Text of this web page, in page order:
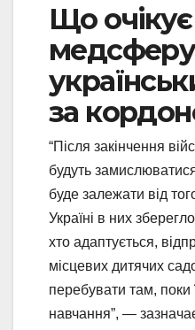
Що
медсферу
за
“Після закінчення
будуть
буде залежати від
Україні в них
хто адаптується,
місцевих дитячих
перебувати там, поки
навчання”, —